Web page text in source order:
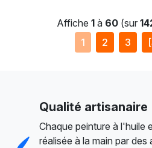
Affiche 1 à 60 (sur
1
2 3
Qualité artisanaire
Chaque peinture à l'huile
réalisée à la main par